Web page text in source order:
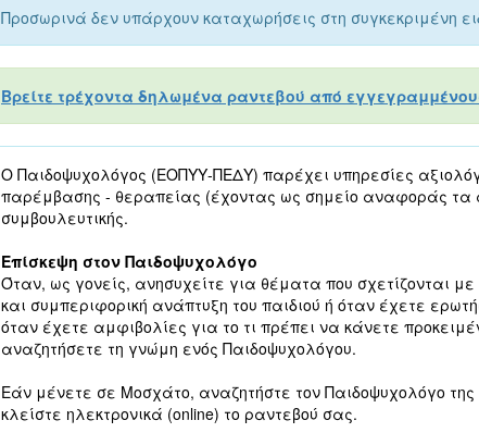
Προσωρινά δεν υπάρχουν καταχωρήσεις στη συγκεκριμένη
Βρείτε τρέχοντα δηλωμένα ραντεβού από
Ο Παιδοψυχολόγος (ΕΟΠΥΥ-ΠΕΔΥ) παρέχει υπηρεσίες
παρέμβασης - θεραπείας (έχοντας ως σημείο αναφοράς τα
συμβουλευτικής.
Επίσκεψη στον Παιδοψυχολόγο
Όταν, ως γονείς, ανησυχείτε για θέματα που σχετίζονται
και συμπεριφορική ανάπτυξη του παιδιού ή όταν έχετε
όταν έχετε αμφιβολίες για το τι πρέπει να κάνετε
αναζητήσετε τη γνώμη ενός Παιδοψυχολόγου.
Εάν μένετε σε Μοσχάτο, αναζητήστε τον Παιδοψυχολόγο
κλείστε ηλεκτρονικά (online) το ραντεβού σας.